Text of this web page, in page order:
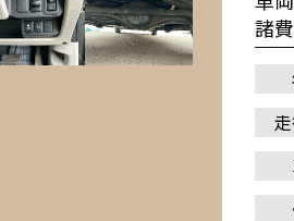
諸